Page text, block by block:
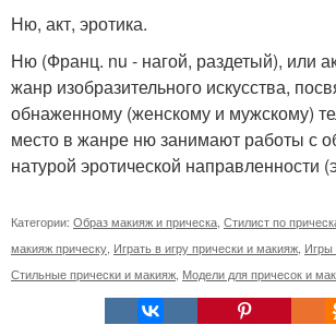
Ню, акт, эротика.
Ню (Франц. nu - нагой, раздетый), или
жанр изобразительного искусства,
обнаженному (женскому и мужскому)
место в жанре ню занимают работы с
натурой эротической направленности
Категории: Образ макияж и прическа Стилист по
макияж прическу Играть в игру прически и макияж Игры
Стильные прически и макияж Модели для причесок и